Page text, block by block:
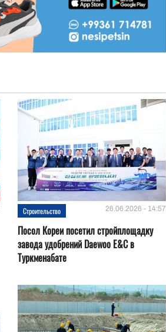
Строительство 26.06.2026 - 14:57
Посол Кореи посетил стройплощадку
завода удобрений Daewoo E&C в
Туркменабате